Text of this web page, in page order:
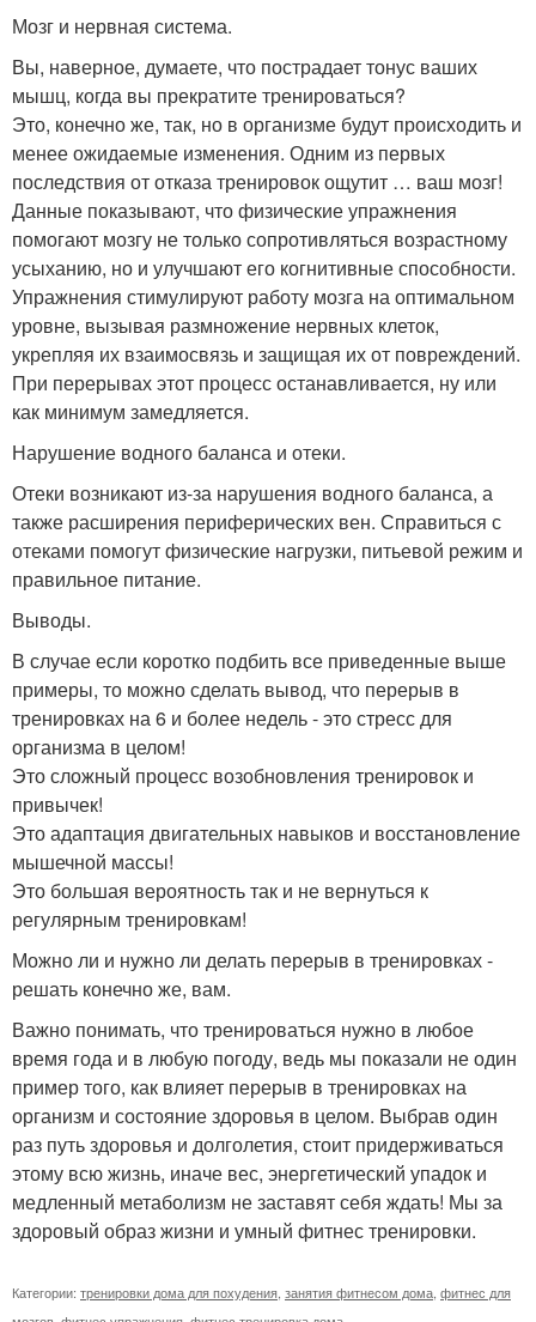
Мозг и нервная система.
Вы, наверное, думаете, что пострадает тонус ваших
мышц, когда вы прекратите тренироваться?
Это, конечно же, так, но в организме будут происходить и
менее ожидаемые изменения. Одним из первых
последствия от отказа тренировок ощутит … ваш мозг!
Данные показывают, что физические упражнения
помогают мозгу не только сопротивляться возрастному
усыханию, но и улучшают его когнитивные способности.
Упражнения стимулируют работу мозга на оптимальном
уровне, вызывая размножение нервных клеток,
укрепляя их взаимосвязь и защищая их от повреждений.
При перерывах этот процесс останавливается, ну или
как минимум замедляется.
Нарушение водного баланса и отеки.
Отеки возникают из-за нарушения водного баланса, а
также расширения периферических вен. Справиться с
отеками помогут физические нагрузки, питьевой режим и
правильное питание.
Выводы.
В случае если коротко подбить все приведенные выше
примеры, то можно сделать вывод, что перерыв в
тренировках на 6 и более недель - это стресс для
организма в целом!
Это сложный процесс возобновления тренировок и
привычек!
Это адаптация двигательных навыков и восстановление
мышечной массы!
Это большая вероятность так и не вернуться к
регулярным тренировкам!
Можно ли и нужно ли делать перерыв в тренировках -
решать конечно же, вам.
Важно понимать, что тренироваться нужно в любое
время года и в любую погоду, ведь мы показали не один
пример того, как влияет перерыв в тренировках на
организм и состояние здоровья в целом. Выбрав один
раз путь здоровья и долголетия, стоит придерживаться
этому всю жизнь, иначе вес, энергетический упадок и
медленный метаболизм не заставят себя ждать! Мы за
здоровый образ жизни и умный фитнес тренировки.
Категории: тренировки дома для похудения занятия фитнесом дома фитнес для